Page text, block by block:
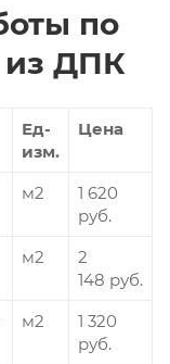
по
из ДПК
Ед-
изм.
Цена
м2
1 620
руб.
м2
2
148 руб.
м2
1 320
руб.